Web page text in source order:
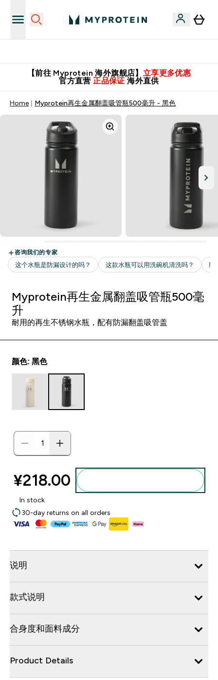
【前往 Myprotein 海外旗舰店】 立享更多优惠
官方直营 正品保证 海外直供
Home Myprotein再生金属翻盖吸管瓶500毫升 - 黑色
Myprotein再生金属翻盖吸管瓶500毫
升
耐用的再生不锈钢水瓶，配有防漏翻盖吸管盖
颜色: 黑色
¥218.00‎
In stock
30-day returns on all orders
说明
款式说明
合身度和面料成分
Product Details